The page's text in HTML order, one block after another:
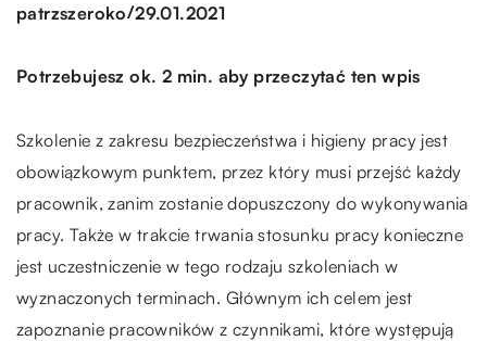
patrzszeroko/29.01.2021
Potrzebujesz ok. 2 min. aby przeczytać ten wpis
Szkolenie z zakresu bezpieczeństwa i higieny pracy jest
obowiązkowym punktem, przez który musi przejść każdy
pracownik, zanim zostanie dopuszczony do wykonywania
pracy. Także w trakcie trwania stosunku pracy konieczne
jest uczestniczenie w tego rodzaju szkoleniach w
wyznaczonych terminach. Głównym ich celem jest
zapoznanie pracowników z czynnikami, które występują